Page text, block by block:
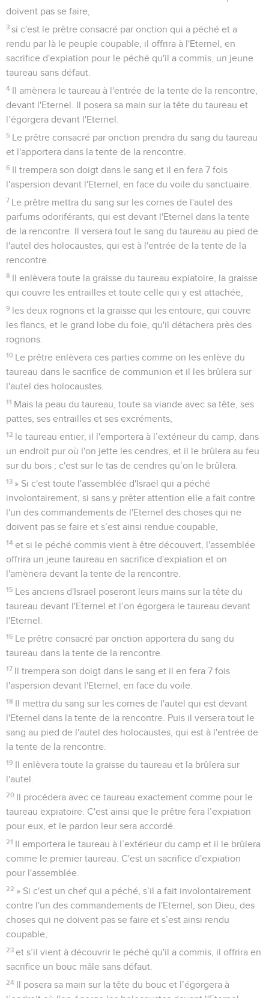
doivent pas se faire,
3 si c'est le prêtre consacré par onction qui a péché et a
rendu par là le peuple coupable, il offrira à l'Eternel, en
sacrifice d'expiation pour le péché qu'il a commis, un jeune
taureau sans défaut.
4
Il amènera le taureau à l'entrée de la tente de la rencontre,
devant l'Eternel. Il posera sa main sur la tête du taureau et
l’égorgera devant l'Eternel.
5
Le prêtre consacré par onction prendra du sang du taureau
et l'apportera dans la tente de la rencontre.
6
Il trempera son doigt dans le sang et il en fera 7 fois
l'aspersion devant l'Eternel, en face du voile du sanctuaire.
7
Le prêtre mettra du sang sur les cornes de l'autel des
parfums odoriférants, qui est devant l'Eternel dans la tente
de la rencontre. Il versera tout le sang du taureau au pied de
l'autel des holocaustes, qui est à l'entrée de la tente de la
rencontre.
8
Il enlèvera toute la graisse du taureau expiatoire, la graisse
qui couvre les entrailles et toute celle qui y est attachée,
9
les deux rognons et la graisse qui les entoure, qui couvre
les flancs, et le grand lobe du foie, qu'il détachera près des
rognons.
10
Le prêtre enlèvera ces parties comme on les enlève du
taureau dans le sacrifice de communion et il les brûlera sur
l'autel des holocaustes.
11 Mais la peau du taureau, toute sa viande avec sa tête, ses
pattes, ses entrailles et ses excréments,
12
le taureau entier, il l'emportera à l’extérieur du camp, dans
un endroit pur où l'on jette les cendres, et il le brûlera au feu
sur du bois ; c'est sur le tas de cendres qu’on le brûlera.
13 » Si c'est toute l'assemblée d'Israël qui a péché
involontairement, si sans y prêter attention elle a fait contre
l'un des commandements de l'Eternel des choses qui ne
doivent pas se faire et s’est ainsi rendue coupable,
14 et si le péché commis vient à être découvert, l'assemblée
offrira un jeune taureau en sacrifice d'expiation et on
l'amènera devant la tente de la rencontre.
15
Les anciens d'Israël poseront leurs mains sur la tête du
taureau devant l'Eternel et l’on égorgera le taureau devant
l'Eternel.
16
Le prêtre consacré par onction apportera du sang du
taureau dans la tente de la rencontre.
17
Il trempera son doigt dans le sang et il en fera 7 fois
l'aspersion devant l'Eternel, en face du voile.
18
Il mettra du sang sur les cornes de l'autel qui est devant
l'Eternel dans la tente de la rencontre. Puis il versera tout le
sang au pied de l'autel des holocaustes, qui est à l'entrée de
la tente de la rencontre.
19
Il enlèvera toute la graisse du taureau et la brûlera sur
l'autel.
20
Il procédera avec ce taureau exactement comme pour le
taureau expiatoire. C'est ainsi que le prêtre fera l’expiation
pour eux, et le pardon leur sera accordé.
21
Il emportera le taureau à l’extérieur du camp et il le brûlera
comme le premier taureau. C'est un sacrifice d'expiation
pour l'assemblée.
22 » Si c'est un chef qui a péché, s’il a fait involontairement
contre l'un des commandements de l'Eternel, son Dieu, des
choses qui ne doivent pas se faire et s’est ainsi rendu
coupable,
23 et s’il vient à découvrir le péché qu'il a commis, il offrira en
sacrifice un bouc mâle sans défaut.
24
Il posera sa main sur la tête du bouc et l’égorgera à